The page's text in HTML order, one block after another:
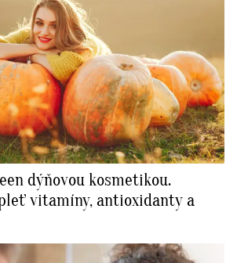
dýňovou kosmetikou.
vitamíny, antioxidanty a